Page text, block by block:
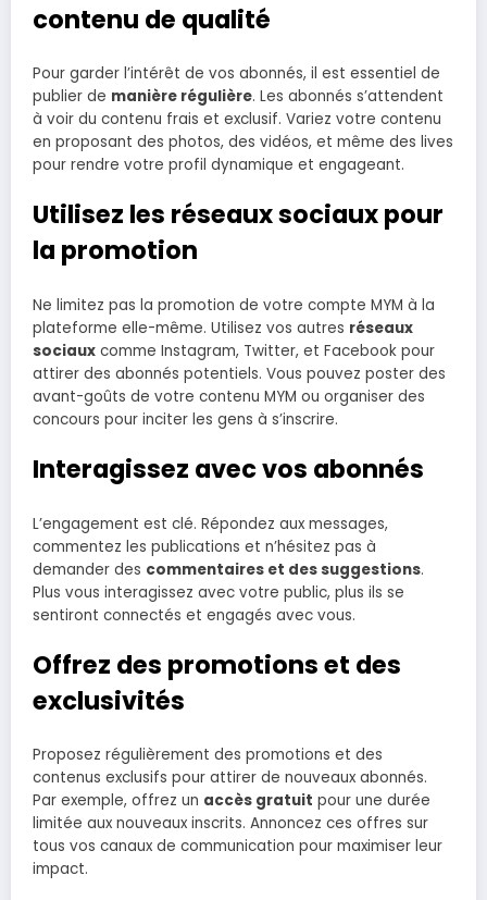
contenu de qualité
Pour garder l’intérêt de vos abonnés, il est essentiel de
publier de manière régulière. Les abonnés s’attendent
à voir du contenu frais et exclusif. Variez votre contenu
en proposant des photos, des vidéos, et même des lives
pour rendre votre profil dynamique et engageant.
Utilisez les réseaux sociaux pour
la promotion
Ne limitez pas la promotion de votre compte MYM à la
plateforme elle-même. Utilisez vos autres réseaux
sociaux comme Instagram, Twitter, et Facebook pour
attirer des abonnés potentiels. Vous pouvez poster des
avant-goûts de votre contenu MYM ou organiser des
concours pour inciter les gens à s’inscrire.
Interagissez avec vos abonnés
L’engagement est clé. Répondez aux messages,
commentez les publications et n’hésitez pas à
demander des commentaires et des suggestions.
Plus vous interagissez avec votre public, plus ils se
sentiront connectés et engagés avec vous.
Offrez des promotions et des
exclusivités
Proposez régulièrement des promotions et des
contenus exclusifs pour attirer de nouveaux abonnés.
Par exemple, offrez un accès gratuit pour une durée
limitée aux nouveaux inscrits. Annoncez ces offres sur
tous vos canaux de communication pour maximiser leur
impact.